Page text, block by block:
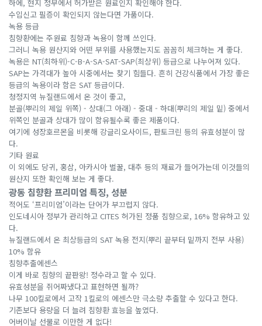
하에, 현지 정부에서 허가받은 원료인지 확인해야 한다.
수입신고 필증이 확인되지 않는다면 가품이다.
녹용 등급
침향환에는 주원료 침향과 녹용이 함께 쓰인다.
그러니 녹용 원산지와 어떤 부위를 사용했는지도 꼼꼼히 체크하는 게 좋다.
녹용은 NT(최하위)-C-B-A-SA-SAT-SAP(최상위) 등급으로 나누어져 있다.
SAP는 가격대가 높아 시중에서는 찾기 힘들다. 흔히 건강식품에서 가장 좋은
등급의 녹용이라 함은 SAT 등급이다.
청정지역 뉴질랜드에서 온 것이 좋고,
분골(뿌리의 제일 위쪽) - 상대(그 아래) - 중대 - 하대(뿌리의 제일 밑) 중에서
위쪽인 분골과 상대가 많이 함유될수록 좋은 제품이다.
여기에 성장호르몬을 비롯해 강글리오사이드, 판토크린 등의 유효성분이 많
다.
기타 원료
이 외에도 당귀, 홍삼, 아카시아 벌꿀, 대추 등의 재료가 들어가는데 이것들의
원산지 또한 확인해 보는 게 좋다.
광동 침향환 프리미엄 특징, 성분
적어도 ‘프리미엄’이라는 단어가 부끄럽지 않다.
인도네시아 정부가 관리하고 CITES 허가된 정품 침향으로, 16% 함유하고 있
다.
뉴질랜드에서 온 최상등급의 SAT 녹용 전지(뿌리 끝부터 밑까지 전부 사용)
10% 함유
침향추출에센스
이게 바로 침향의 끝판왕! 정수라고 할 수 있다.
유효성분을 쥐어짜냈다고 표현하면 될까?
나무 100킬로에서 고작 1킬로의 에센스만 극소량 추출할 수 있다고 한다.
기존보다 용량을 더 늘려 침향환 효능을 높였다.
어버이날 선물로 이만한 게 없다!